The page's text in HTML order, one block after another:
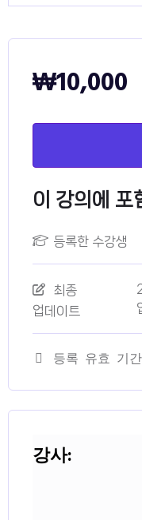
₩10,000
이 강의에 포
등록한 수강생
최종
업데이트
등록 유효 기간
강사: